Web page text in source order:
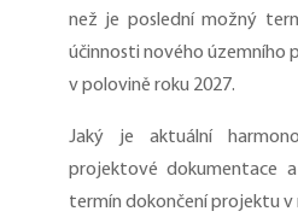
než je poslední možný
účinnosti nového územního
v polovině roku 2027.
Jaký je aktuální
projektové dokumentace
termín dokončení projektu v